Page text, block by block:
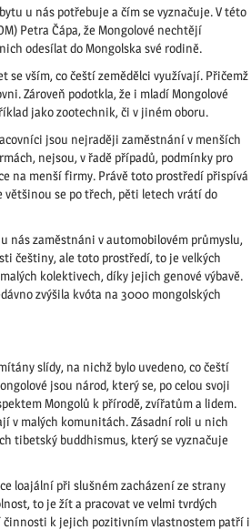
u nás potřebuje a čím se vyznačuje. V této
Petra Čápa, že Mongolové nechtějí
odesílat do Mongolska své rodině.
se vším, co čeští zemědělci využívají. Přičemž
Zároveň podotkla, že i mladí Mongolové
jako zootechnik, či v jiném oboru.
jsou nejraději zaměstnání v menších
nejsou, v řadě případů, podmínky pro
na menší firmy. Právě toto prostředí přispívá
většinou se po třech, pěti letech vrátí do
nás zaměstnáni v automobilovém průmyslu,
češtiny, ale toto prostředí, to je velkých
kolektivech, díky jejich genové výbavě.
zvýšila kvóta na 3000 mongolských
slídy, na nichž bylo uvedeno, co čeští
jsou národ, který se, po celou svoji
Mongolů k přírodě, zvířatům a lidem.
v malých komunitách. Zásadní roli u nich
tibetský buddhismus, který se vyznačuje
loajální při slušném zacházení ze strany
to je žít a pracovat ve velmi tvrdých
činnosti k jejich pozitivním vlastnostem patří i